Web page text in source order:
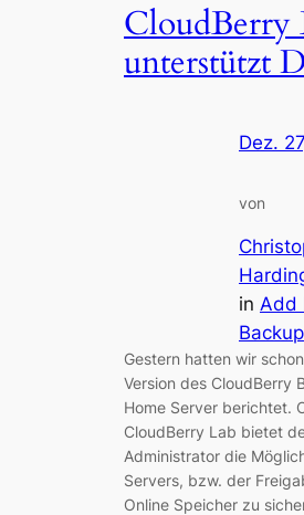
CloudBerry
unterstützt
Dez.
von
in Add
Backup
Gestern hatten wir
Version des CloudBerry
Home Server berichtet.
CloudBerry Lab bietet
Administrator die
Servers, bzw. der
Online Speicher zu